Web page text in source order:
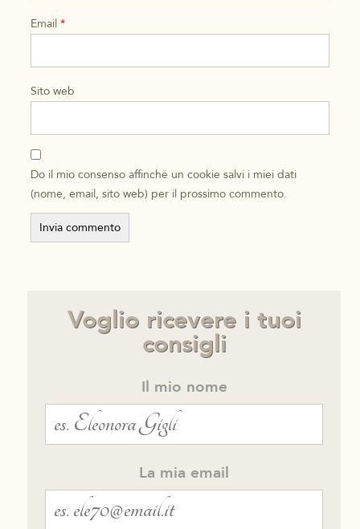
Email *
Sito web
Do il mio consenso affinché un cookie salvi i miei dati
(nome, email, sito web) per il prossimo commento.
Voglio ricevere i tuoi
consigli
Il mio nome
La mia email